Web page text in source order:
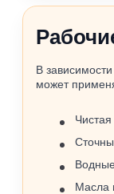
В
может
Масла